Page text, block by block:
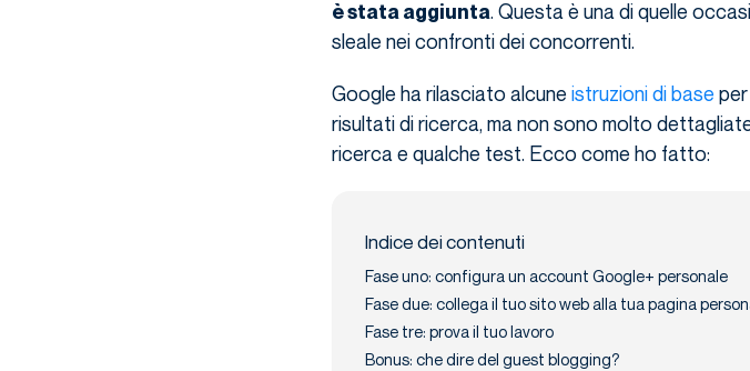
è stata aggiunta. Questa è una di quelle
sleale nei confronti dei concorrenti.
Google ha rilasciato alcune istruzioni di base
risultati di ricerca, ma non sono molto
ricerca e qualche test. Ecco come ho fatto:
Indice dei contenuti
Fase uno: configura un account Google+ personale
Fase due: collega il tuo sito web alla tua pagina
Fase tre: prova il tuo lavoro
Bonus: che dire del guest blogging?